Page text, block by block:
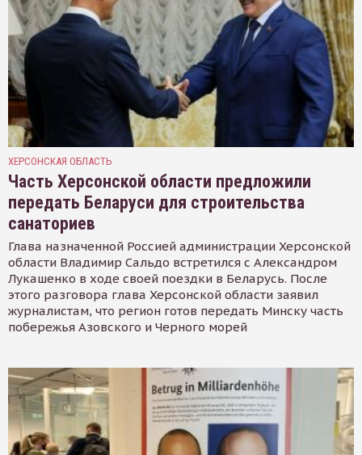
ХЕРСОНСКАЯ ОБЛАСТЬ
Часть Херсонской области предложили
передать Беларуси для строительства
санаториев
Глава назначенной Россией администрации Херсонской
области Владимир Сальдо встретился с Александром
Лукашенко в ходе своей поездки в Беларусь. После
этого разговора глава Херсонской области заявил
журналистам, что регион готов передать Минску часть
побережья Азовского и Черного морей